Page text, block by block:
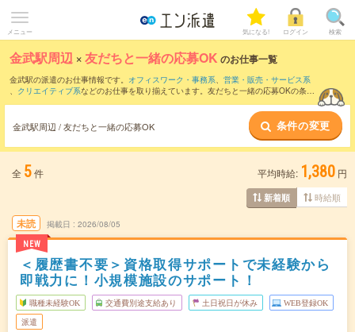
メニュー 気になる! ログイン 検索
金武駅周辺 ×友だちと一緒の応募OK のお仕事一覧
金武駅の派遣のお仕事情報です。 オフィスワーク・事務系、 営業・販売・サービス系
、 クリエイティブ系などのお仕事を取り揃えています。友だちと一緒の応募OKの条件
金武駅周辺 / 友だちと一緒の応募OK 条件の変更
全 5件 平均時給: 1,380 円
新着順 時給順
未読
NEW
掲載日 2026/08/05
＜履歴書不要＞資格取得サポートで未経験から
即戦力に！小規模施設のサポート！
職種未経験OK 交通費別途支給あり 土日祝日が休み WEB登録OK
派遣